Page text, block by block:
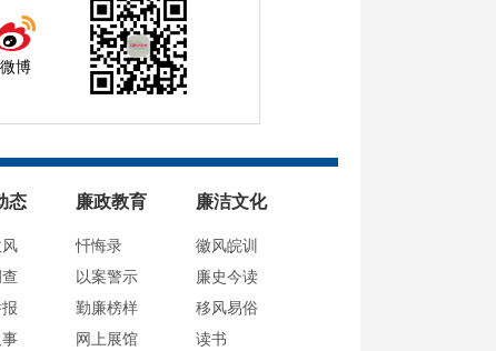
微博
态 廉政教育
忏悔录
以案警示
勤廉榜样
网上展馆
廉洁文化
徽风皖训
廉史今读
移风易俗
读书